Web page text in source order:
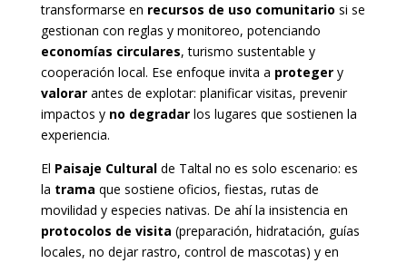
transformarse en recursos de uso comunitario si se
gestionan con reglas y monitoreo, potenciando
economías circulares, turismo sustentable y
cooperación local. Ese enfoque invita a protegery
valorarantes de explotar: planificar visitas, prevenir
impactos y no degradarlos lugares que sostienen la
experiencia.
El Paisaje Culturalde Taltal no es solo escenario: es
la trama que sostiene oficios, fiestas, rutas de
movilidad y especies nativas. De ahí la insistencia en
protocolos de visita (preparación, hidratación, guías
locales, no dejar rastro, control de mascotas) y en